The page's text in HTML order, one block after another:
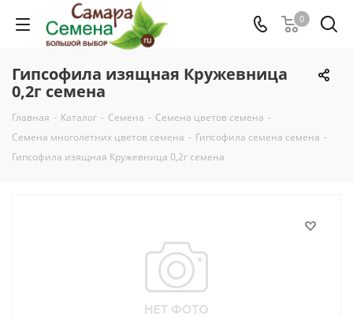
0
Гипсофила изящная Кружевница
0,2г семена
Главная - Каталог - Семена - Семена цветов семена -
Семена многолетних цветов семена - Гипсофила семена семена -
Гипсофила изящная Кружевница 0,2г семена